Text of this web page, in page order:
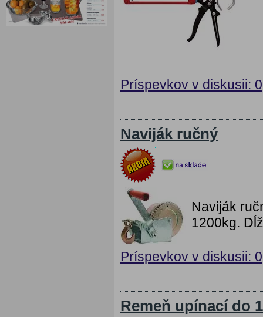
Príspevkov v diskusii: 0
Naviják ručný
Naviják
1200kg.
Príspevkov v diskusii: 0
Remeň upínací do